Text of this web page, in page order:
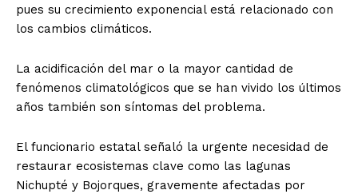
pues su crecimiento exponencial está relacionado con
los cambios climáticos.
La acidificación del mar o la mayor cantidad de
fenómenos climatológicos que se han vivido los últimos
años también son síntomas del problema.
El funcionario estatal señaló la urgente necesidad de
restaurar ecosistemas clave como las lagunas
Nichupté y Bojorques, gravemente afectadas por